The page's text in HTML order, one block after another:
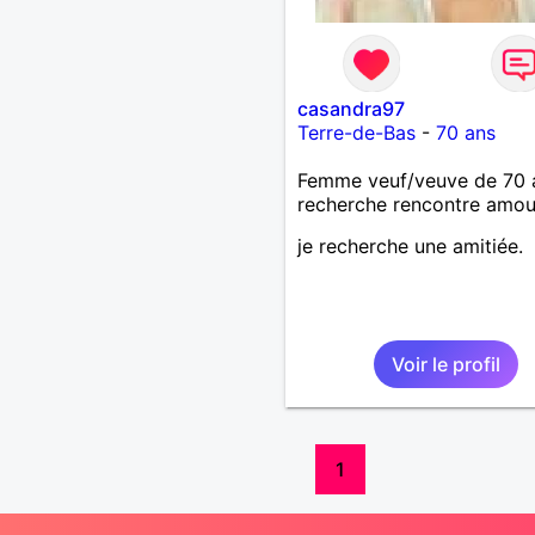
casandra97
Terre-de-Bas- 70 ans
Femme veuf/veuve de 70
recherche rencontre
je recherche une amitiée.
Voir le profil
1